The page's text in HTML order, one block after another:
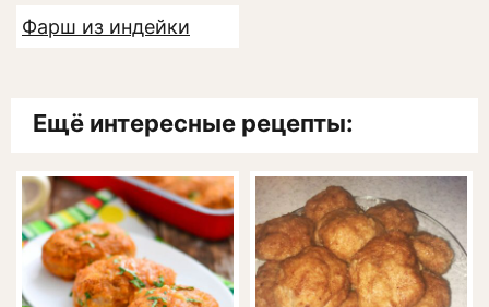
Фарш из индейки
Ещё интересные рецепты: